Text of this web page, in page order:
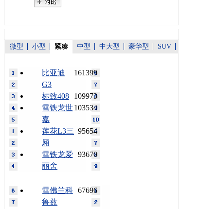
微型 小型 紧凑 中型 中大型 豪华型 SUV
161399
比亚迪
G3
109973
标致408
103534
雪铁龙世
嘉
95654
莲花L3三
厢
93670
雪铁龙爱
丽舍
67696
雪佛兰科
鲁兹